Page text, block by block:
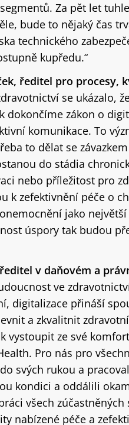
Za pět let
bude to nějaký čas
technického
kupředu.“
ředitel pro procesy,
se ukázalo,
dokončíme zákon o
komunikace. To
to dělat se
do stádia
nebo příležitost pro
k zefektivnění péče o
jako
úspory tak budou
v daňovém a
ve
digitalizace přináší
a zkvalitnit
vystoupit ze své
Pro nás pro
svých rukou a
kondici a oddálili
všech
nabízené péče a